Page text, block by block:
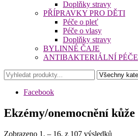
Doplňky stravy
PŘÍPRAVKY PRO DĚTI
Péče o pleť
Péče o vlasy
Doplňky stravy
BYLINNÉ ČAJE
ANTIBAKTERIÁLNÍ PÉČE
Facebook
Ekzémy/onemocnění kůže
Zobrazeno 1. – 16. z 107 výsledků